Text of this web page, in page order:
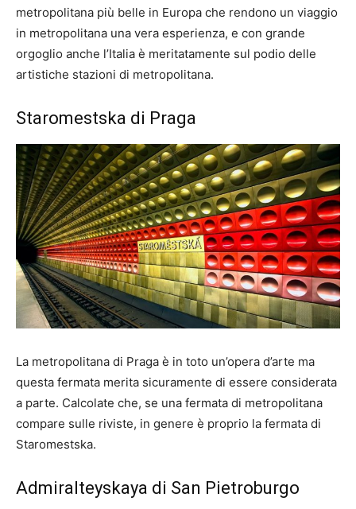
metropolitana più belle in Europa che rendono un viaggio
in metropolitana una vera esperienza, e con grande
orgoglio anche l’Italia è meritatamente sul podio delle
artistiche stazioni di metropolitana.
Staromestska di Praga
La metropolitana di Praga è in toto un’opera d’arte ma
questa fermata merita sicuramente di essere considerata
a parte. Calcolate che, se una fermata di metropolitana
compare sulle riviste, in genere è proprio la fermata di
Staromestska.
Admiralteyskaya di San Pietroburgo